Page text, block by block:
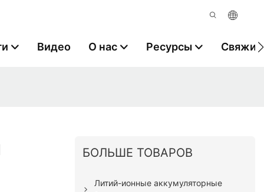
Видео О нас Ресурсы
БОЛЬШЕ ТОВАРОВ
Литий-ионные аккумуляторные